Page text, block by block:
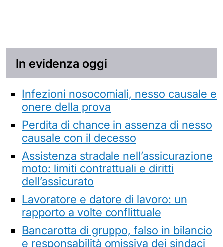
In evidenza oggi
Infezioni nosocomiali, nesso causale e
onere della prova
Perdita di chance in assenza di nesso
causale con il decesso
Assistenza stradale nell’assicurazione
moto: limiti contrattuali e diritti
dell’assicurato
Lavoratore e datore di lavoro: un
rapporto a volte conflittuale
Bancarotta di gruppo, falso in bilancio
e responsabilità omissiva dei sindaci